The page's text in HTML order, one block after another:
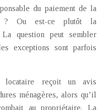
du paiement de la
? Ou est-ce plutôt la
question peut sembler
exceptions sont parfois
reçoit un avis
ménagères, alors qu’il
au propriétaire. La